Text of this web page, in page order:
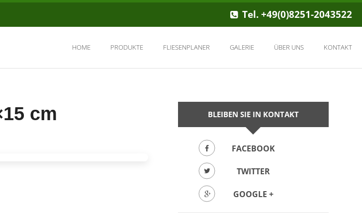
Tel. +49(0)8251-2043522
HOME PRODUKTE FLIESENPLANER GALERIE ÜBER UNS KONTAKT
cm BLEIBEN SIE IN KONTAKT
FACEBOOK
TWITTER
GOOGLE +